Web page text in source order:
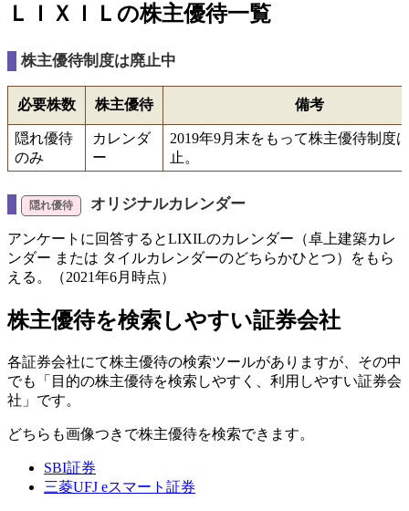
ＬＩＸＩＬの株主優待一覧
株主優待制度は廃止中
必要株数 株主優待 備考
隠れ優待
のみ
カレンダ
ー
2019年9月末をもって株主優待制度
止。
オリジナルカレンダー
アンケートに回答するとLIXILのカレンダー（卓上建築カレ
ンダー または タイルカレンダーのどちらかひとつ）をもら
える。（2021年6月時点）
株主優待を検索しやすい証券会社
各証券会社にて株主優待の検索ツールがありますが、その中
でも「目的の株主優待を検索しやすく、利用しやすい証券会
社」です。
どちらも画像つきで株主優待を検索できます。
SBI証券
三菱UFJ eスマート証券